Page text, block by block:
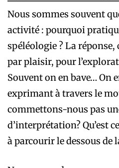
Nous sommes souvent
activité : pourquoi
spéléologie ? La
par plaisir, pour
Souvent on en bave… On
exprimant à travers le
commettons-nous pas
d’interprétation? Qu’est
à parcourir le dessous de